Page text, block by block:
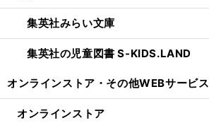
集英社みらい文庫
集英社の児童図書 S-KIDS.LAND
オンラインストア・ その他WEBサービス
オンラインストア